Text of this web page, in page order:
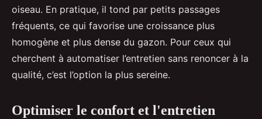
oiseau. En pratique, il tond par petits passages
fréquents, ce qui favorise une croissance plus
homogène et plus dense du gazon. Pour ceux qui
cherchent à automatiser l’entretien sans renoncer à la
qualité, c’est l’option la plus sereine.
Optimiser le confort et l'entretien